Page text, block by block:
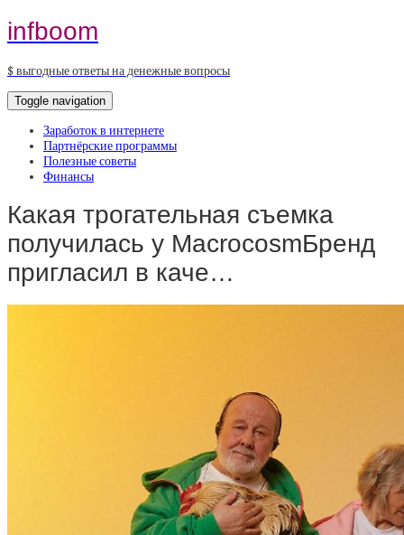
infboom
$ выгодные ответы на денежные вопросы
Toggle navigation
Заработок в интернете
Партнёрские программы
Полезные советы
Финансы
Какая трогательная съемка
получилась у MacrocosmБренд
пригласил в каче…